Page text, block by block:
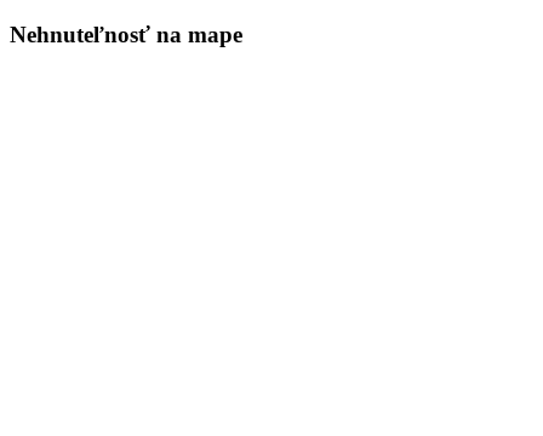
Nehnuteľnosť na mape